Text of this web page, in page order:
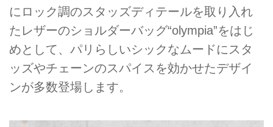
にロック調のスタッズディテールを取り入れ
たレザーのショルダーバッグ“olympia”をはじ
めとして、パリらしいシックなムードにスタ
ッズやチェーンのスパイスを効かせたデザイ
ンが多数登場します。